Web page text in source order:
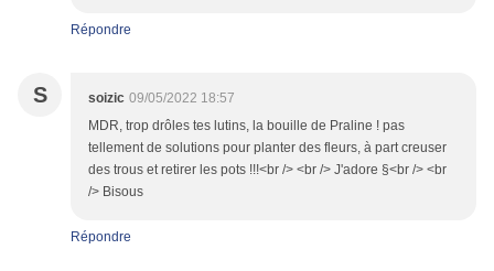
Répondre
S soizic 09/05/2022 18:57
MDR, trop drôles tes lutins, la bouille de Praline ! pas
tellement de solutions pour planter des fleurs, à part creuser
des trous et retirer les pots !!!<br /> <br /> J'adore §<br /> <br
/> Bisous
Répondre